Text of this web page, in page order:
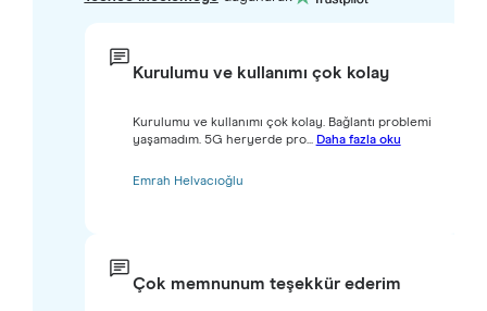
Kurulumu ve kullanımı çok kolay
Kurulumu ve kullanımı çok kolay. Bağlantı problemi
yaşamadım. 5G heryerde pro... Daha fazla oku
Emrah Helvacıoğlu
Çok memnunum teşekkür ederim